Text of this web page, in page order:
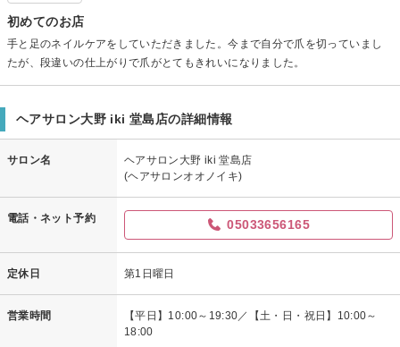
初めてのお店
手と足のネイルケアをしていただきました。今まで自分で爪を切っていまし
たが、段違いの仕上がりで爪がとてもきれいになりました。
ヘアサロン大野 iki 堂島店の詳細情報
サロン名
ヘアサロン大野 iki 堂島店
(ヘアサロンオオノイキ)
電話・ネット予約 05033656165
定休日 第1日曜日
営業時間
【平日】10:00～19:30／【土・日・祝日】10:00～
18:00